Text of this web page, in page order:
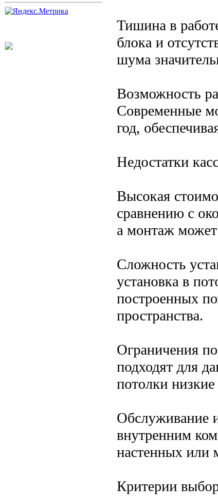
Тишина в
блока и
шума
Возможность
Современные
год,
Недостатки
Высокая
сравнению с
а монтаж может
Сложность
установка в
построенных
пространства.
Ограничения
подходят для
потолки
Обслуживание
внутренним
настенных или
Критерии